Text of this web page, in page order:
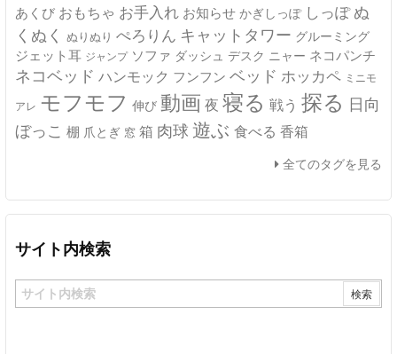
あくび おもちゃ お手入れ お知らせ かぎしっぽ しっぽ ぬ
くぬく ぬりぬり ぺろりん キャットタワー グルーミング
ジェット耳 ジャンプ ソファ ダッシュ デスク ニャー ネコパンチ
ネコベッド ハンモック フンフン ベッド ホッカペ ミニモ
アレ モフモフ 伸び 動画 夜 寝る 戦う 探る 日向
ぼっこ 棚 爪とぎ 窓 箱 肉球 遊ぶ 食べる 香箱
全てのタグを見る
サイト内検索